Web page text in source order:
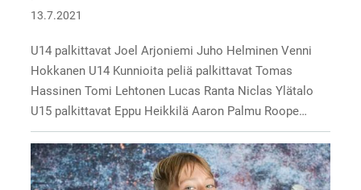
13.7.2021
U14 palkittavat Joel Arjoniemi Juho Helminen Venni
Hokkanen U14 Kunnioita peliä palkittavat Tomas
Hassinen Tomi Lehtonen Lucas Ranta Niclas Ylätalo
U15 palkittavat Eppu Heikkilä Aaron Palmu Roope…